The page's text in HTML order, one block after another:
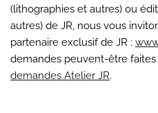
(lithographies et autres) ou
autres) de JR, nous vous
partenaire exclusif de JR :
demandes peuvent-être faites
demandes Atelier JR.